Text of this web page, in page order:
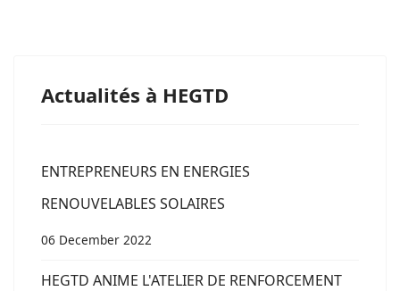
Actualités à HEGTD
ENTREPRENEURS EN ENERGIES
RENOUVELABLES SOLAIRES
06 December 2022
HEGTD ANIME L'ATELIER DE RENFORCEMENT